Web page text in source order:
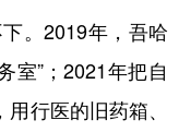
。2019年，吾哈
室”；2021年把自
行医的旧药箱、